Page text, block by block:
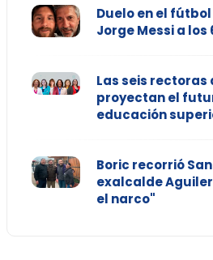
Duelo en el
Jorge Messi a los
Las seis rectoras
proyectan el
educación
Boric recorrió
exalcalde
el narco"